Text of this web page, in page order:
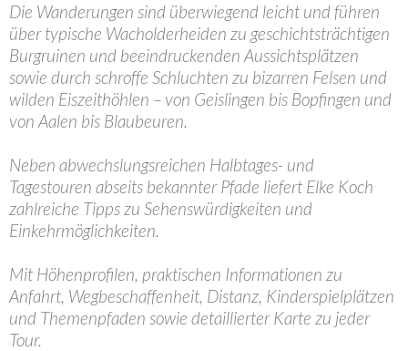
Die Wanderungen sind überwiegend leicht und führen
über typische Wacholderheiden zu geschichtsträchtigen
Burgruinen und beeindruckenden Aussichtsplätzen
sowie durch schroffe Schluchten zu bizarren Felsen und
wilden Eiszeithöhlen – von Geislingen bis Bopfingen und
von Aalen bis Blaubeuren.
Neben abwechslungsreichen Halbtages- und
Tagestouren abseits bekannter Pfade liefert Elke Koch
zahlreiche Tipps zu Sehenswürdigkeiten und
Einkehrmöglichkeiten.
Mit Höhenprofilen, praktischen Informationen zu
Anfahrt, Wegbeschaffenheit, Distanz, Kinderspielplätzen
und Themenpfaden sowie detaillierter Karte zu jeder
Tour.